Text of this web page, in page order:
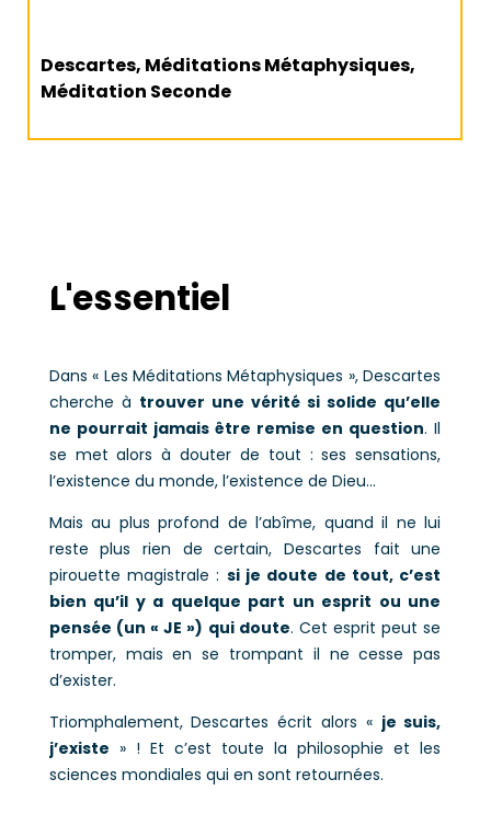
Descartes, Méditations Métaphysiques,
Méditation Seconde
L'essentiel
Dans « Les Méditations Métaphysiques », Descartes
cherche à trouver une vérité si solide qu’elle
ne pourrait jamais être remise en question. Il
se met alors à douter de tout : ses sensations,
l’existence du monde, l’existence de Dieu…
Mais au plus profond de l’abîme, quand il ne lui
reste plus rien de certain, Descartes fait une
pirouette magistrale : si je doute de tout, c’est
bien qu’il y a quelque part un esprit ou une
pensée (un « JE ») qui doute. Cet esprit peut se
tromper, mais en se trompant il ne cesse pas
d’exister.
Triomphalement, Descartes écrit alors « je suis,
j’existe » ! Et c’est toute la philosophie et les
sciences mondiales qui en sont retournées.